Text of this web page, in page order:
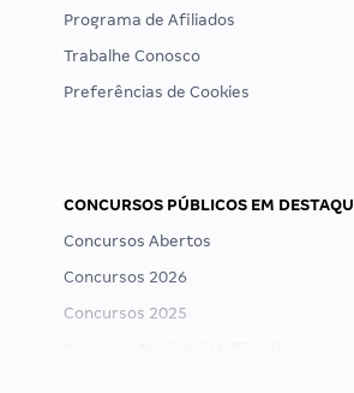
Programa de Afiliados
Trabalhe Conosco
Preferências de Cookies
CONCURSOS PÚBLICOS EM
Concursos Abertos
Concursos 2026
Concursos 2025